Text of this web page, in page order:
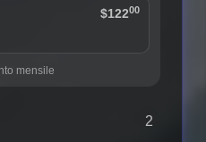
$12200
mensile
2